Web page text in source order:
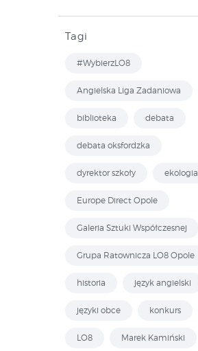
Tagi
#WybierzLO8
Angielska Liga Zadaniowa
biblioteka debata
debata oksfordzka
dyrektor szkoły ekologia
Europe Direct Opole
Galeria Sztuki Współczesnej
Grupa Ratownicza LO8 Opole
historia język angielski
języki obce konkurs
LO8 Marek Kamiński